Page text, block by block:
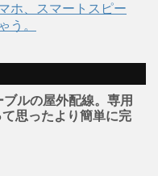
ホ、スマートスピー
う。
ブルの屋外配線。専用
思ったより簡単に完